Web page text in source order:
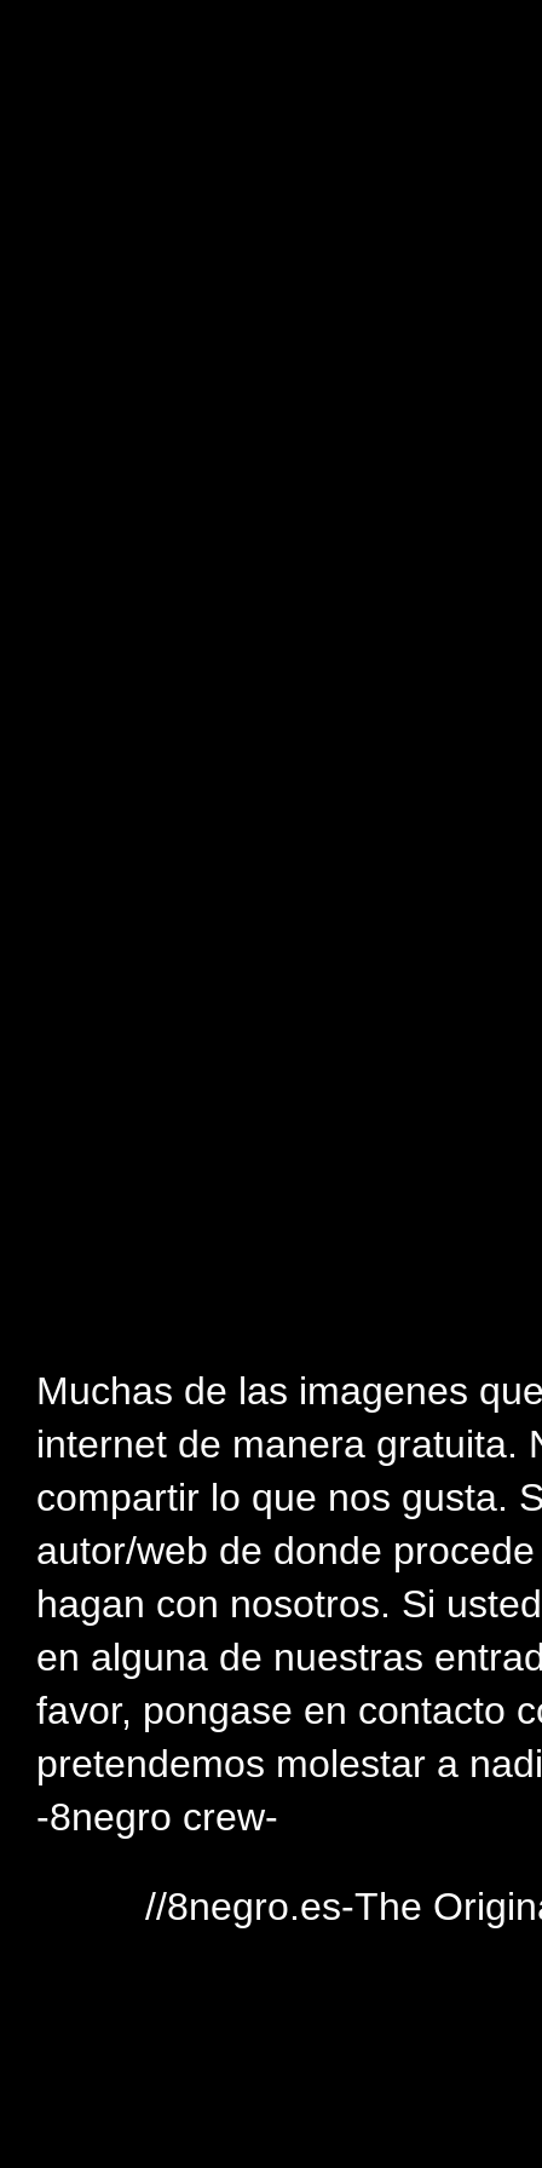
Muchas de las imagenes
internet de manera gratuita.
compartir lo que nos gusta.
autor/web de donde
hagan con nosotros. Si
en alguna de nuestras
favor, pongase en contacto
pretendemos molestar a
-8negro crew-
//8negro.es-The